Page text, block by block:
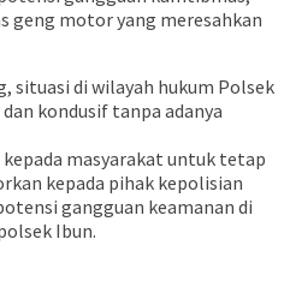
geng motor yang meresahkan
situasi di wilayah hukum Polsek
kondusif tanpa adanya
masyarakat untuk tetap
kepada pihak kepolisian
gangguan keamanan di
Ibun.